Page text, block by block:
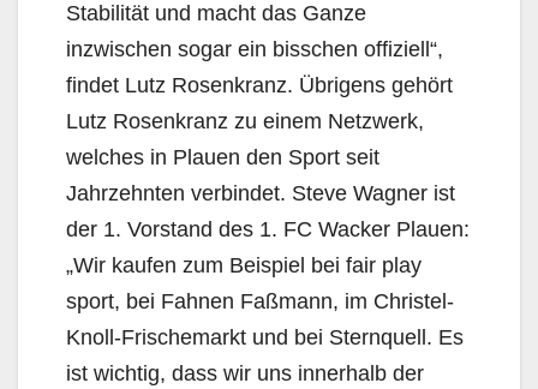
Stabilität und macht das Ganze
inzwischen sogar ein bisschen offiziell“,
findet Lutz Rosenkranz. Übrigens gehört
Lutz Rosenkranz zu einem Netzwerk,
welches in Plauen den Sport seit
Jahrzehnten verbindet. Steve Wagner ist
der 1. Vorstand des 1. FC Wacker Plauen:
„Wir kaufen zum Beispiel bei fair play
sport, bei Fahnen Faßmann, im Christel-
Knoll-Frischemarkt und bei Sternquell. Es
ist wichtig, dass wir uns innerhalb der